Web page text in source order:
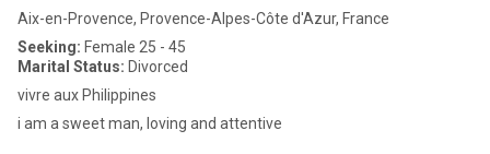
Aix-en-Provence, Provence-Alpes-Côte d'Azur, France
Seeking: Female 25 - 45
Marital Status: Divorced
vivre aux Philippines
i am a sweet man, loving and attentive